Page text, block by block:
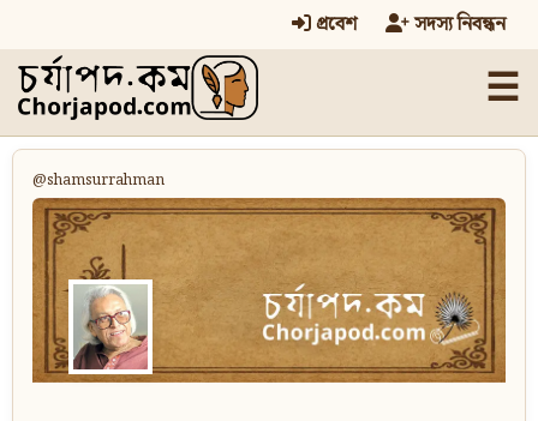
প্রবেশ সদস্য নিবন্ধন
☰
@shamsurrahman